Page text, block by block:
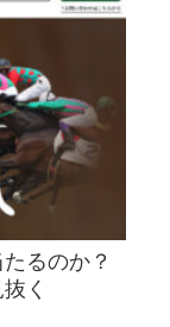
るのか？
く